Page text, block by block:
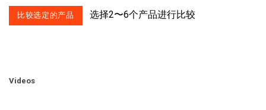
选择2〜6个产品进行比较
Videos